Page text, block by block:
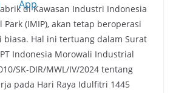
di Kawasan Industri Indonesia
(IMIP), akan tetap beroperasi
Hal ini tertuang dalam Surat
Indonesia Morowali Industrial
SK-DIR/MWL/IV/2024 tentang
pada Hari Raya Idulfitri 1445